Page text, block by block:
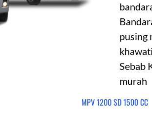
pusing
Sebab
murah
MPV 1200 SD 1500 CC